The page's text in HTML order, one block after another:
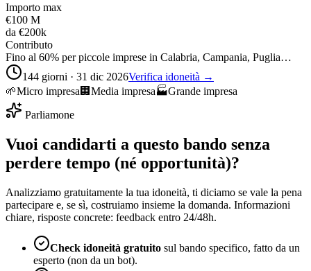
Importo max
€100 M
da €200k
Contributo
Fino al 60% per piccole imprese in Calabria, Campania, Puglia…
144 giorni · 31 dic 2026Verifica idoneità →
🌱Micro impresa 🏢 Media impresa🏭Grande impresa
Parliamone
Vuoi candidarti a questo bando senza
perdere tempo (né opportunità)?
Analizziamo gratuitamente la tua idoneità, ti diciamo se vale la pena
partecipare e, se sì, costruiamo insieme la domanda. Informazioni
chiare, risposte concrete: feedback entro 24/48h.
Check idoneità gratuito sul bando specifico, fatto da un
esperto (non da un bot).